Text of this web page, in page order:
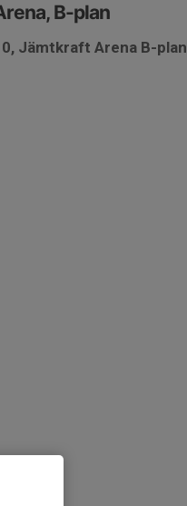
B-plan
Jämtkraft Arena B-plan